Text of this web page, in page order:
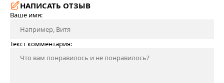
НАПИСАТЬ ОТЗЫВ
Ваше имя:
Текст комментария: